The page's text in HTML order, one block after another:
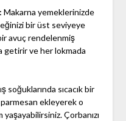
Makarna yemeklerinizde
bir üst seviyeye
avuç rendelenmiş
getirir ve her lokmada
soğuklarında sıcacık bir
ekleyerek o
Çorbanızı